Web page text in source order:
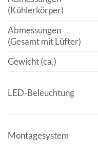
(Kühlerkörper)
Abmessungen
(Gesamt mit Lüfter)
Gewicht (ca.)
LED-Beleuchtung
Montagesystem